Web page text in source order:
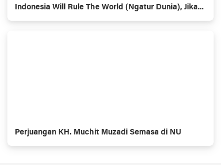
Indonesia Will Rule The World (Ngatur Dunia), Jika...
Perjuangan KH. Muchit Muzadi Semasa di NU